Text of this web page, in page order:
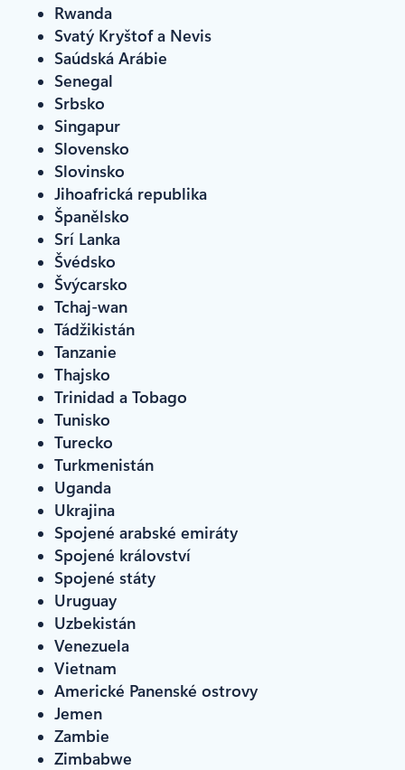
Rwanda
Svatý Kryštof a Nevis
Saúdská Arábie
Senegal
Srbsko
Singapur
Slovensko
Slovinsko
Jihoafrická republika
Španělsko
Srí Lanka
Švédsko
Švýcarsko
Tchaj-wan
Tádžikistán
Tanzanie
Thajsko
Trinidad a Tobago
Tunisko
Turecko
Turkmenistán
Uganda
Ukrajina
Spojené arabské emiráty
Spojené království
Spojené státy
Uruguay
Uzbekistán
Venezuela
Vietnam
Americké Panenské ostrovy
Jemen
Zambie
Zimbabwe